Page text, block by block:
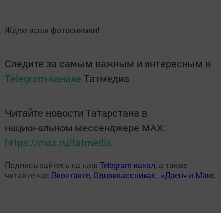
Ждем ваши фотоснимки!
Следите за самым важным и интересным в
Telegram-канале Татмедиа
Читайте новости Татарстана в
национальном мессенджере MАХ:
https://max.ru/tatmedia
Подписывайтесь на наш Telegram-канал, а также
читайте нас Вконтакте, Одноклассниках, «Дзен» и Макс